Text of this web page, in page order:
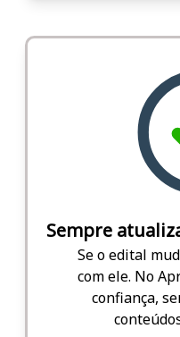
Sempre
Se o edital
com ele. No
confiança,